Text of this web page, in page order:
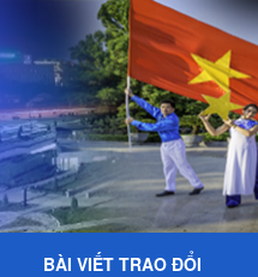
BÀI VIẾT TRAO ĐỔI